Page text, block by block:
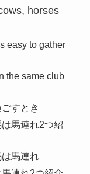
horses
easy to gather
the same club
すとき
は馬連れ2つ紹
は馬連れ